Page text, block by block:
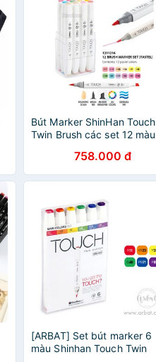
Bút Marker ShinHan Touch
Twin Brush các set 12 màu
758.000 đ
[ARBAT] Set bút marker 6
màu Shinhan Touch Twin